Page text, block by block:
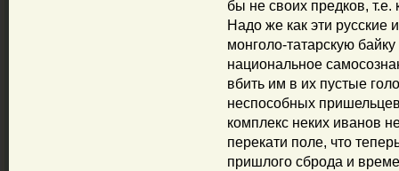
бы не своих предков,
Надо же как эти русские
монголо-татарскую
национальное
вбить им в их пустые
неспособных
комплекс неких иванов
перекати поле, что
пришлого сброда и